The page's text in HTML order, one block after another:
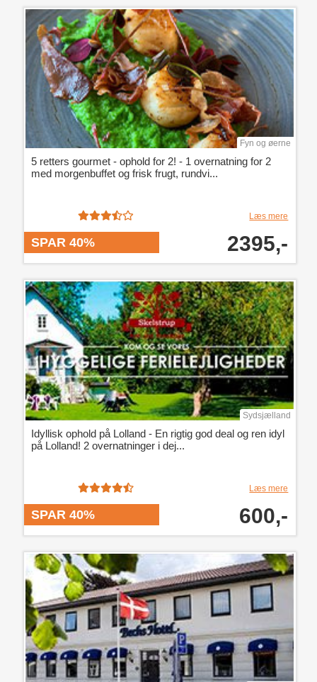
Fyn og øerne
5 retters gourmet - ophold for 2! - 1 overnatning for 2
med morgenbuffet og frisk frugt, rundvi...
Læs mere
SPAR 40% 2395,-
Sydsjælland
Idyllisk ophold på Lolland - En rigtig god deal og ren idyl
på Lolland! 2 overnatninger i dej...
Læs mere
SPAR 40% 600,-